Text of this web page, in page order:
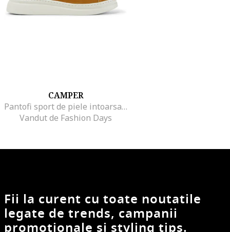
CAMPER
Pantofi sport de piele intoarsa Runner Up 1573, Maro
Vandut de Fashion Days
Fii la curent cu toate noutatile
legate de trends, campanii
promotionale si styling tips.